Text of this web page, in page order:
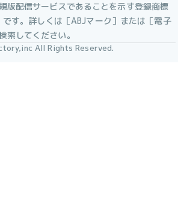
版配信サービスであることを示す登録商標
す。詳しくは［ABJマーク］または［電子
索してください。
All Rights Reserved.